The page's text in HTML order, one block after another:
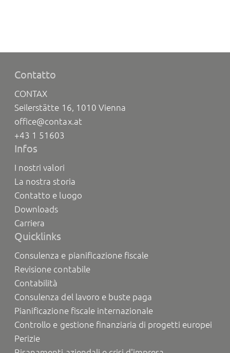
Contatto
CONTAX
Seilerstätte 16, 1010 Vienna
office@contax.at
+43 1 51603
Infos
I nostri valori
La nostra storia
Contatto e luogo
Downloads
Carriera
Quicklinks
Consulenza e pianificazione fiscale
Revisione contabile
Contabilità
Consulenza del lavoro e buste paga
Pianificazione fiscale internazionale
Controllo e gestione finanziaria di progetti europei
Perizie